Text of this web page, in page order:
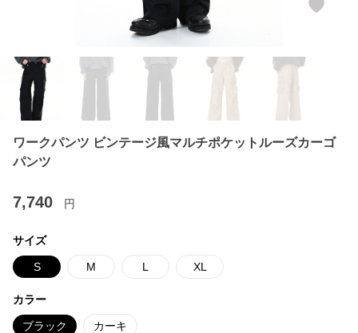
ワークパンツ ビンテージ風マルチポケットルーズカーゴ
パンツ
7,740 円
サイズ
S M L XL
カラー
ブラック カーキ